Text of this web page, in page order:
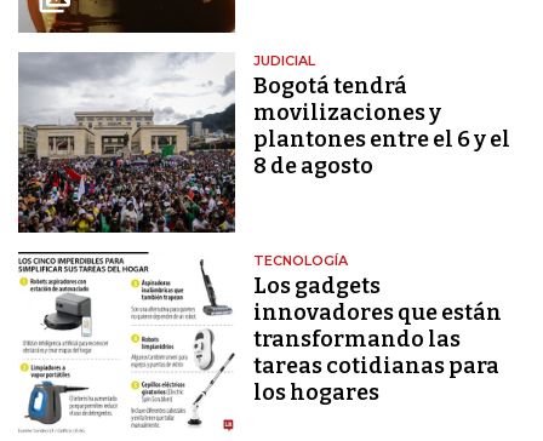
JUDICIAL
Bogotá tendrá
movilizaciones y
plantones entre el 6 y el
8 de agosto
TECNOLOGÍA
Los gadgets
innovadores que están
transformando las
tareas cotidianas para
los hogares